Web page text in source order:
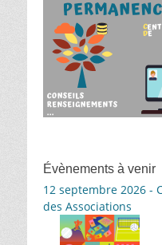
Évènements à venir
12 septembre 2026 -
des Associations